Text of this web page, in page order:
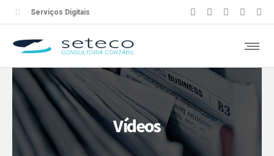
Serviços Digitais
Vídeos